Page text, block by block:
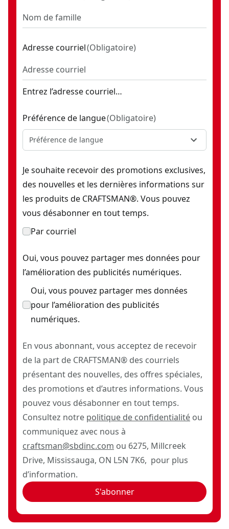
Adresse courriel(Obligatoire)
Entrez l’adresse courriel…
Préférence de langue(Obligatoire)
Préférence de langue
Je souhaite recevoir des promotions exclusives,
des nouvelles et les dernières informations sur
les produits de CRAFTSMAN®. Vous pouvez
vous désabonner en tout temps.
Par courriel
Oui, vous pouvez partager mes données pour
l’amélioration des publicités numériques.
Oui, vous pouvez partager mes données
pour l’amélioration des publicités
numériques.
En vous abonnant, vous acceptez de recevoir
de la part de CRAFTSMAN® des courriels
présentant des nouvelles, des offres spéciales,
des promotions et d’autres informations. Vous
pouvez vous désabonner en tout temps.
Consultez notre politique de confidentialité ou
communiquez avec nous à
craftsman@sbdinc.com ou 6275, Millcreek
Drive, Mississauga, ON L5N 7K6, pour plus
d’information.
S'abonner